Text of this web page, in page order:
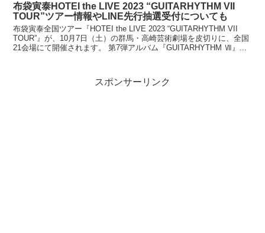
布袋寅泰HOTEI the LIVE 2023 “GUITARHYTHM VII
TOUR”ツアー情報やLINE先行抽選受付についても
布袋寅泰全国ツアー『HOTEI the LIVE 2023 “GUITARHYTHM VII
TOUR”』が、10月7日（土）の群馬・高崎芸術劇場を皮切りに、全国
21会場にて開催されます。 第7弾アルバム『GUITARHYTHM Ⅶ』...
スポンサーリンク